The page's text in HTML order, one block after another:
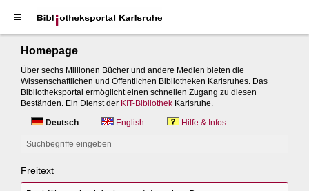
Homepage
Über sechs Millionen Bücher und andere Medien bieten die
Wissenschaftlichen und Öffentlichen Bibliotheken Karlsruhes. Das
Bibliotheksportal ermöglicht einen schnellen Zugang zu diesen
Beständen. Ein Dienst der KIT-Bibliothek Karlsruhe.
Deutsch
English Hilfe & Infos
Suchbegriffe eingeben
Freitext